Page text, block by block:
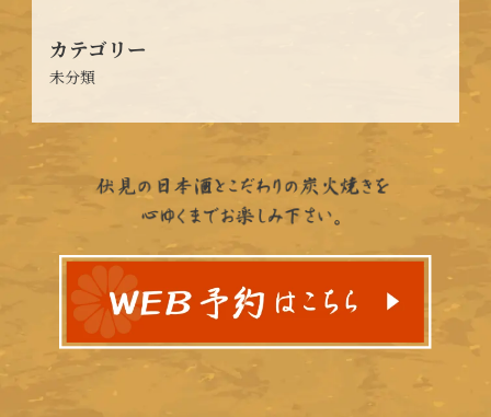
カテゴリー
未分類